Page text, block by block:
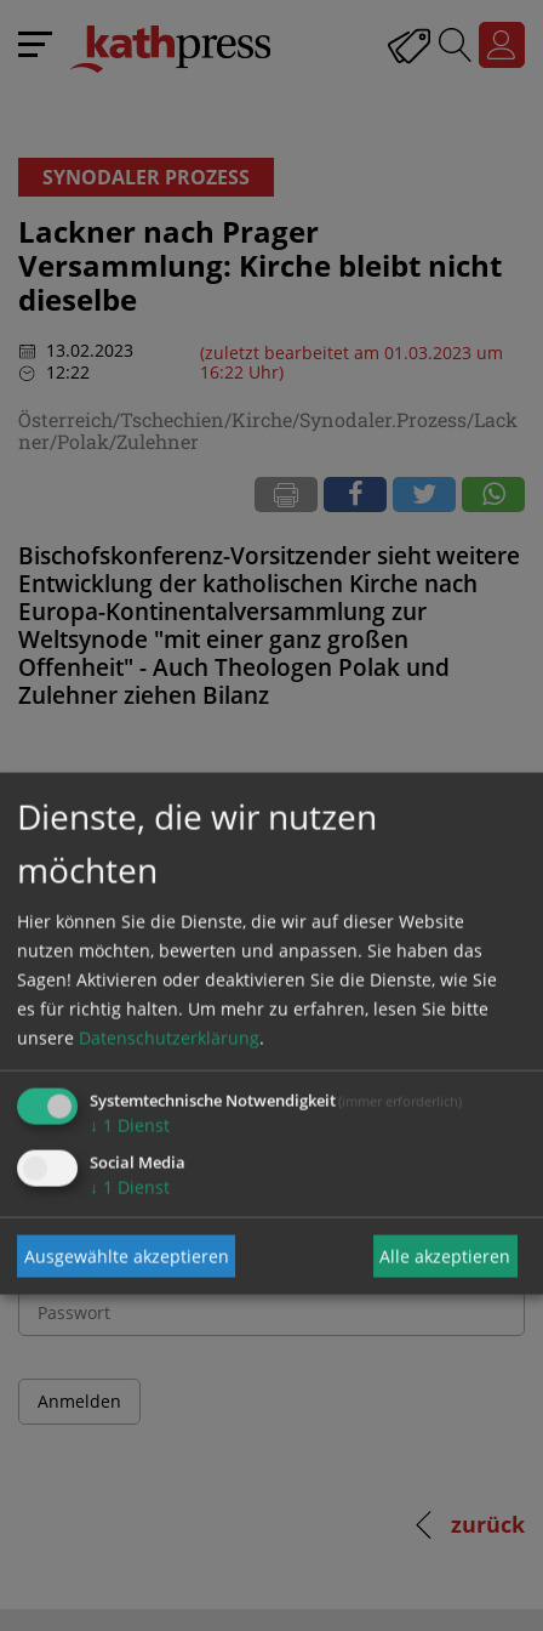
SYNODALER PROZESS
Lackner nach Prager
Versammlung: Kirche bleibt nicht
dieselbe
13.02.2023
12:22
(zuletzt bearbeitet am 01.03.2023 um
16:22 Uhr)
Österreich/Tschechien/Kirche/Synodaler.Prozess/Lack
ner/Polak/Zulehner
Bischofskonferenz-Vorsitzender sieht weitere
Entwicklung der katholischen Kirche nach
Europa-Kontinentalversammlung zur
Weltsynode "mit einer ganz großen
Offenheit" - Auch Theologen Polak und
Zulehner ziehen Bilanz
Diese Meldung ist nicht frei verfügbar. Bitte
loggen Sie sich ein, oder bestellen Sie das
Produkt Kathpress_online
GESCHÜTZTER BEREICH
Bitte melden Sie sich mit Ihrem Benutzernamen
und Passwort an.
Benutzername
Passwort
zurück
Dienste, die wir nutzen
möchten
Hier können Sie die Dienste, die wir auf dieser Website
nutzen möchten, bewerten und anpassen. Sie haben das
Sagen! Aktivieren oder deaktivieren Sie die Dienste, wie Sie
es für richtig halten. Um mehr zu erfahren, lesen Sie bitte
unsere Datenschutzerklärung.
Systemtechnische Notwendigkeit (immer erforderlich)
↓ 1 Dienst
Social Media
↓ 1 Dienst
Ausgewählte akzeptieren Alle akzeptieren